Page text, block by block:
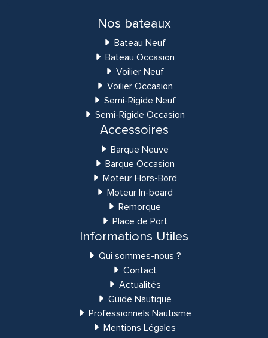
Nos bateaux
Bateau Neuf
Bateau Occasion
Voilier Neuf
Voilier Occasion
Semi-Rigide Neuf
Semi-Rigide Occasion
Accessoires
Barque Neuve
Barque Occasion
Moteur Hors-Bord
Moteur In-board
Remorque
Place de Port
Informations Utiles
Qui sommes-nous ?
Contact
Actualités
Guide Nautique
Professionnels Nautisme
Mentions Légales